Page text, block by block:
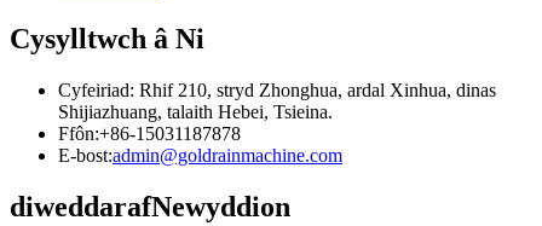
Cysylltwch â Ni
Cyfeiriad: Rhif 210, stryd Zhonghua, ardal Xinhua, dinas
Shijiazhuang, talaith Hebei, Tsieina.
Ffôn:+86-15031187878
E-bost:admin@goldrainmachine.com
diweddarafNewyddion